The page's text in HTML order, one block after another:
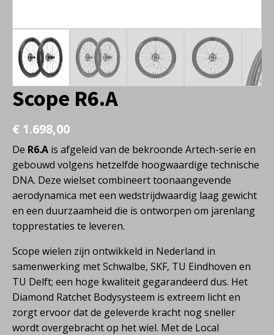
Scope R6.A
€ 1.698,00
De R6.A is afgeleid van de bekroonde Artech-serie en
gebouwd volgens hetzelfde hoogwaardige technische
DNA. Deze wielset combineert toonaangevende
aerodynamica met een wedstrijdwaardig laag gewicht
en een duurzaamheid die is ontworpen om jarenlang
topprestaties te leveren.
Scope wielen zijn ontwikkeld in Nederland in
samenwerking met Schwalbe, SKF, TU Eindhoven en
TU Delft; een hoge kwaliteit gegarandeerd dus. Het
Diamond Ratchet Bodysysteem is extreem licht en
zorgt ervoor dat de geleverde kracht nog sneller
wordt overgebracht op het wiel. Met de Local